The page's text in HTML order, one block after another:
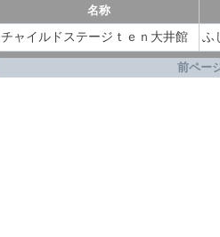
名称
チャイルドステージｔｅｎ大井館
ふ
前ペー